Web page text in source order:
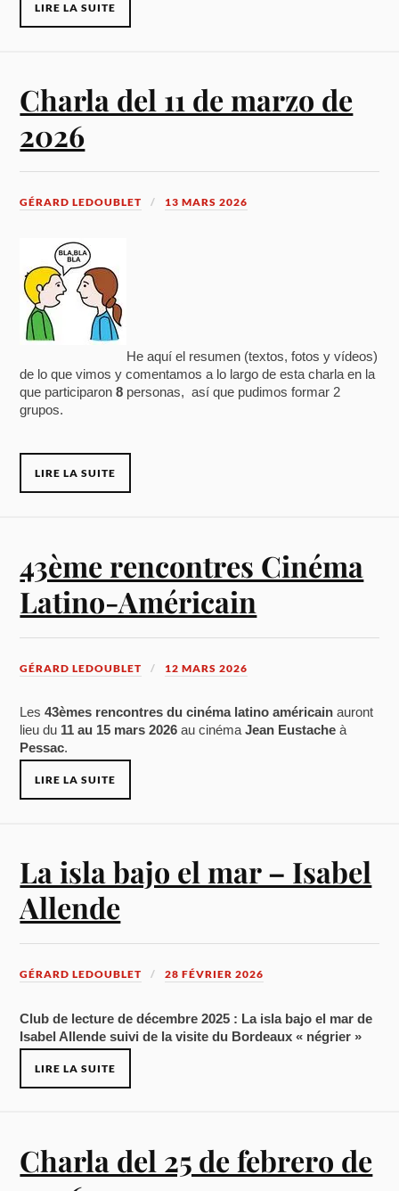
LIRE LA SUITE
Charla del 11 de marzo de
2026
GÉRARD LEDOUBLET 13 MARS 2026
He aquí el resumen (textos, fotos y vídeos)
de lo que vimos y comentamos a lo largo de esta charla en la
que participaron8 personas, así que pudimos formar 2
grupos.
LIRE LA SUITE
43ème rencontres Cinéma
Latino-Américain
GÉRARD LEDOUBLET 12 MARS 2026
Les43èmes rencontres du cinéma latino américain auront
lieu du 11 au 15 mars 2026 au cinémaJean Eustache à
Pessac.
LIRE LA SUITE
La isla bajo el mar – Isabel
Allende
GÉRARD LEDOUBLET 28 FÉVRIER 2026
Club de lecture de décembre 2025 : La isla bajo el mar de
Isabel Allendesuivi de la visite du Bordeaux « négrier »
LIRE LA SUITE
Charla del 25 de febrero de